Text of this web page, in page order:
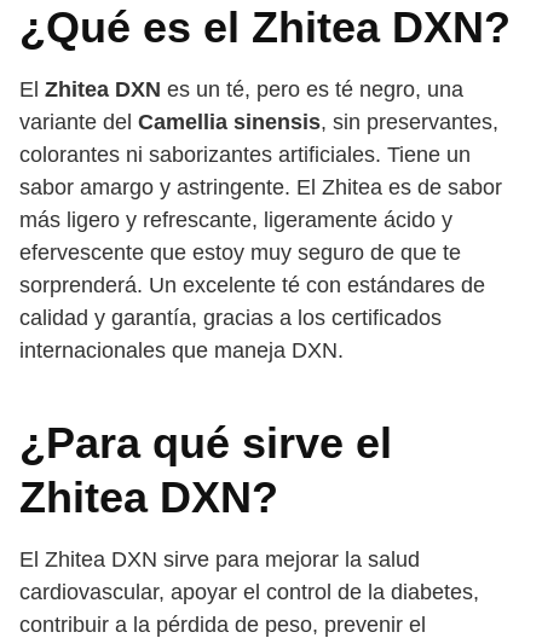
¿Qué es el Zhitea DXN?
El Zhitea DXN es un té, pero es té negro, una
variante del Camellia sinensis, sin preservantes,
colorantes ni saborizantes artificiales. Tiene un
sabor amargo y astringente. El Zhitea es de sabor
más ligero y refrescante, ligeramente ácido y
efervescente que estoy muy seguro de que te
sorprenderá. Un excelente té con estándares de
calidad y garantía, gracias a los certificados
internacionales que maneja DXN.
¿Para qué sirve el
Zhitea DXN?
El Zhitea DXN sirve para mejorar la salud
cardiovascular, apoyar el control de la diabetes,
contribuir a la pérdida de peso, prevenir el